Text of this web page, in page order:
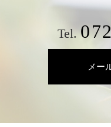
Tel.
メー